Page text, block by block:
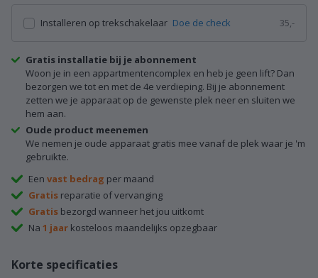
Installeren op trekschakelaar Doe de check 35,-
Gratis installatie bij je abonnement
Woon je in een appartmentencomplex en heb je geen lift? Dan
bezorgen we tot en met de 4e verdieping. Bij je abonnement
zetten we je apparaat op de gewenste plek neer en sluiten we
hem aan.
Oude product meenemen
We nemen je oude apparaat gratis mee vanaf de plek waar je 'm
gebruikte.
Een vast bedrag per maand
Gratis reparatie of vervanging
Gratis bezorgd wanneer het jou uitkomt
Na 1 jaar kosteloos maandelijks opzegbaar
Korte specificaties